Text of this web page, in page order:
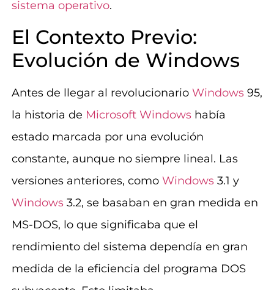
sistema operativo.
El Contexto Previo:
Evolución de Windows
Antes de llegar al revolucionario Windows95,
la historia de Microsoft Windowshabía
estado marcada por una evolución
constante, aunque no siempre lineal. Las
versiones anteriores, como Windows3.1 y
Windows3.2, se basaban en gran medida en
MS-DOS, lo que significaba que el
rendimiento del sistema dependía en gran
medida de la eficiencia del programa DOS